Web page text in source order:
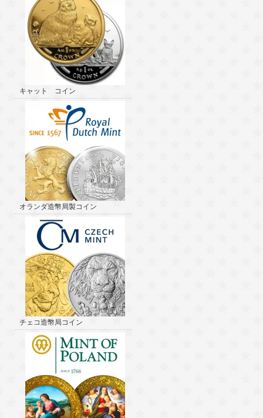
キャット コイン
オランダ造幣局製コイン
チェコ造幣局コイン